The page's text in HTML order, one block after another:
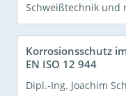
Schweißtechnik und
Korrosionsschutz
EN ISO 12 944
Dipl.-Ing. Joachim